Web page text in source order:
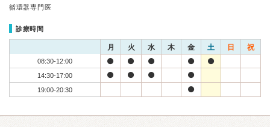
循環器専門医
診療時間
月 火 水 木 金 土 日 祝
08:30-12:00
14:30-17:00
19:00-20:30